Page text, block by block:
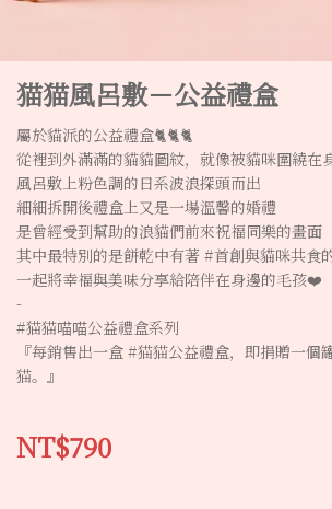
猫猫風呂敷－公益禮盒
屬於貓派的公益禮盒🐈🐈🐈
從裡到外滿滿的貓貓圖紋，就像被貓咪圍繞在
風呂敷上粉色調的日系波浪探頭而出
細細拆開後禮盒上又是一場溫馨的婚禮
是曾經受到幫助的浪貓們前來祝福同樂的畫面
其中最特別的是餅乾中有著 #首創與貓咪共食
一起將幸福與美味分享給陪伴在身邊的毛孩❤️
-
#猫猫喵喵公益禮盒系列
『每銷售出一盒 #猫猫公益禮盒，即捐贈一個
猫。』
NT$790